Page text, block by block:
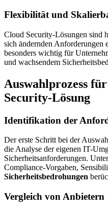
Flexibilität und
Cloud Security-Lösungen sind
sich ändernden Anforderungen
besonders wichtig für
und wachsendem
Auswahlprozess
Security-Lösung
Identifikation der
Der erste Schritt bei der
die Analyse der eigenen IT-
Sicherheitsanforderungen.
Compliance-Vorgaben,
Sicherheitsbedrohungen
Vergleich von Anbietern